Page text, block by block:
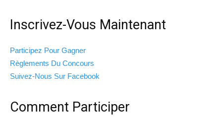
Inscrivez-Vous Maintenant
Participez Pour Gagner
Règlements Du Concours
Suivez-Nous Sur Facebook
Comment Participer